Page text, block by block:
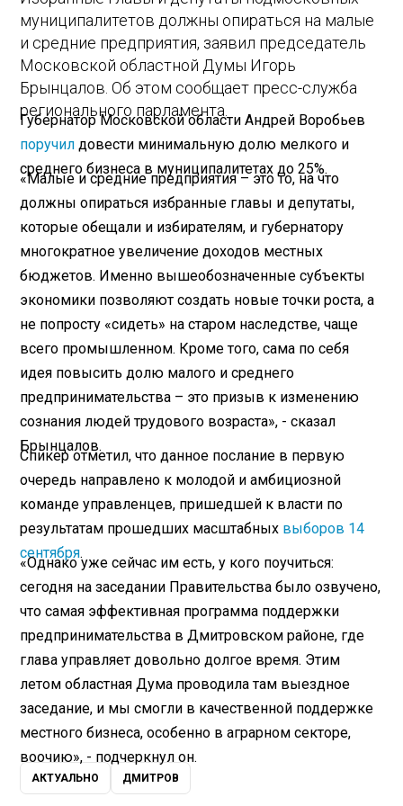
муниципалитетов должны опираться на малые
и средние предприятия, заявил председатель
Московской областной Думы Игорь
Брынцалов. Об этом сообщает пресс-служба
регионального парламента.
Губернатор Московской области Андрей Воробьев
поручил довести минимальную долю мелкого и
среднего бизнеса в муниципалитетах до 25%.
«Малые и средние предприятия – это то, на что
должны опираться избранные главы и депутаты,
которые обещали и избирателям, и губернатору
многократное увеличение доходов местных
бюджетов. Именно вышеобозначенные субъекты
экономики позволяют создать новые точки роста, а
не попросту «сидеть» на старом наследстве, чаще
всего промышленном. Кроме того, сама по себя
идея повысить долю малого и среднего
предпринимательства – это призыв к изменению
сознания людей трудового возраста», - сказал
Брынцалов.
Спикер отметил, что данное послание в первую
очередь направлено к молодой и амбициозной
команде управленцев, пришедшей к власти по
результатам прошедших масштабных выборов 14
сентября.
«Однако уже сейчас им есть, у кого поучиться:
сегодня на заседании Правительства было озвучено,
что самая эффективная программа поддержки
предпринимательства в Дмитровском районе, где
глава управляет довольно долгое время. Этим
летом областная Дума проводила там выездное
заседание, и мы смогли в качественной поддержке
местного бизнеса, особенно в аграрном секторе,
воочию», - подчеркнул он.
АКТУАЛЬНО ДМИТРОВ